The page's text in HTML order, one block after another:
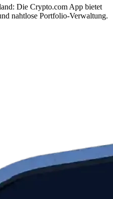
Die Crypto.com App bietet
nahtlose Portfolio-Verwaltung.